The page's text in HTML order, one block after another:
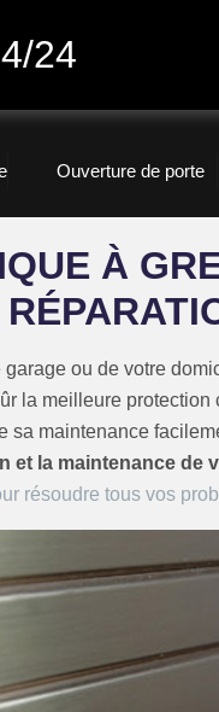
24
Ouverture de porte
À
ou de votre
la meilleure protection
sa maintenance
et la maintenance de
résoudre tous vos